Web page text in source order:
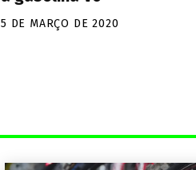
5 DE MARÇO DE 2020